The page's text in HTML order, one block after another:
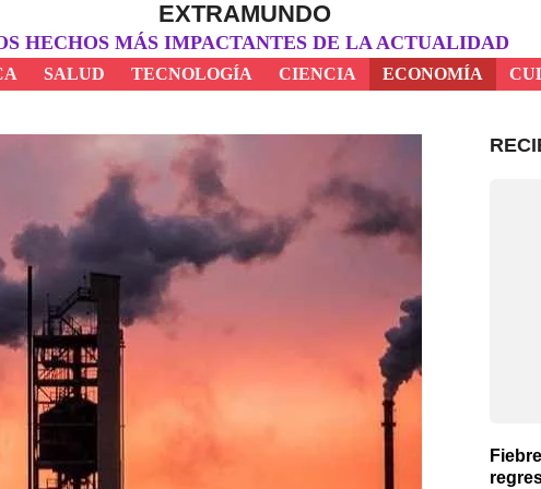
EXTRAMUNDO
HECHOS MÁS IMPACTANTES DE LA ACTUALIDAD
SALUD TECNOLOGÍA CIENCIA ECONOMÍA